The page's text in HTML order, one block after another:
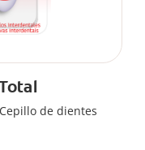
de dientes